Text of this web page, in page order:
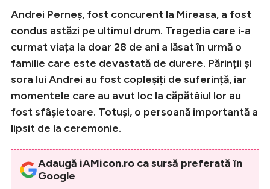
Intră în cont
Creează cont
Andrei Perneș, fost concurent la Mireasa, a fost
condus astăzi pe ultimul drum. Tragedia care i-a
curmat viața la doar 28 de ani a lăsat în urmă o
familie care este devastată de durere. Părinții și
sora lui Andrei au fost copleșiți de suferință, iar
momentele care au avut loc la căpătâiul lor au
fost sfâșietoare. Totuși, o persoană importantă a
lipsit de la ceremonie.
Adaugă iAMicon.ro ca sursă preferată în
Google